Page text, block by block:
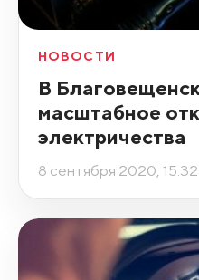
НОВОСТИ
В
масштабное
электричества
8 сентября 2020, 15:32